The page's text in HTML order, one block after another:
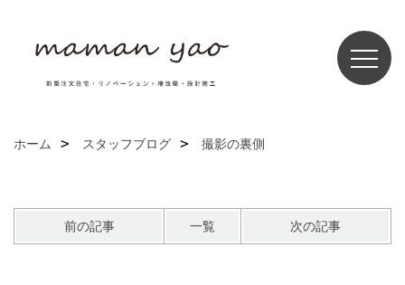
ホーム スタッフブログ 撮影の裏側
前の記事 一覧 次の記事